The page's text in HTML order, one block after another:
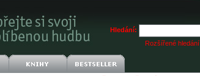
Hledání:
Rozšířené hledání